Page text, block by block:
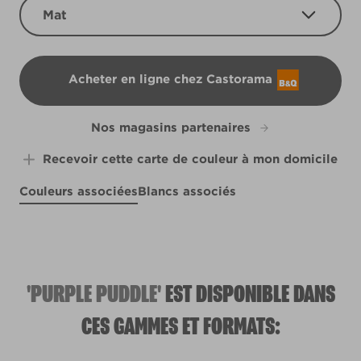
Mat
Acheter en ligne chez Castorama
B&Q
Nos magasins partenaires
Recevoir cette carte de couleur à mon domicile
Couleurs associéesBlancs associés
'PURPLE PUDDLE'EST DISPONIBLE DANS
CES GAMMES ET FORMATS: